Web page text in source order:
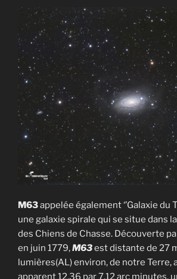
M63appelée également ‘’Galaxie du
une galaxie spirale qui se situe dans
des Chiens de Chasse. Découverte
en juin 1779,M63est distante de 27
lumières(AL) environ, de notre Terre,
apparent 12,36 par 7,12 arc minutes,